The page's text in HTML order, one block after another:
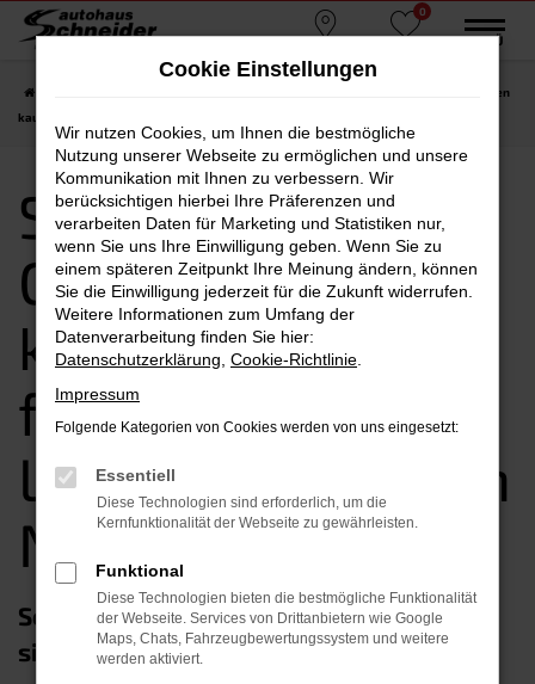
Zum
0
MENÜ
Seat Tarraco Gebrauchtwagen
kaufen, leasen, finanzieren | Lieferservice nach Nürnberg
Seat Tarraco
Gebrauchtwagen
kaufen, leasen,
finanzieren |
Lieferservice nach
Nürnberg
Seat Tarraco Gebrauchtwagen – eine
sichere Wahl in Nürnberg
Cookie Einstellungen
Wir nutzen Cookies, um Ihnen die bestmögliche
Nutzung unserer Webseite zu ermöglichen und unsere
Kommunikation mit Ihnen zu verbessern. Wir
berücksichtigen hierbei Ihre Präferenzen und
verarbeiten Daten für Marketing und Statistiken nur,
wenn Sie uns Ihre Einwilligung geben. Wenn Sie zu
einem späteren Zeitpunkt Ihre Meinung ändern, können
Sie die Einwilligung jederzeit für die Zukunft widerrufen.
Weitere Informationen zum Umfang der
Datenverarbeitung finden Sie hier:
Datenschutzerklärung Cookie-Richtlinie
Impressum
Folgende Kategorien von Cookies werden von uns eingesetzt:
Essentiell
Diese Technologien sind erforderlich, um die
Kernfunktionalität der Webseite zu gewährleisten.
Funktional
Diese Technologien bieten die bestmögliche Funktionalität
der Webseite. Services von Drittanbietern wie Google
Maps, Chats, Fahrzeugbewertungssystem und weitere
werden aktiviert.